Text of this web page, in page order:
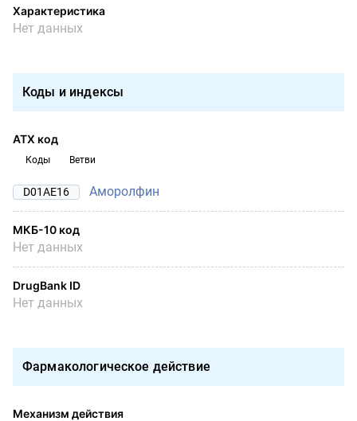
Характеристика
Нет данных
Коды и индексы
АТХ код
Коды Ветви
D01AE16 Аморолфин
МКБ-10 код
Нет данных
DrugBank ID
Нет данных
Фармакологическое действие
Механизм действия